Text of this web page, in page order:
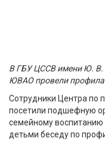
В ГБУ ЦССВ имени Ю. В.
ЮВАО провели
Сотрудники Центра по
посетили подшефную
семейному воспитанию
детьми беседу по